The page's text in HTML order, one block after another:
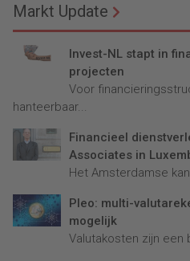
Markt Update
Invest-NL stapt in
projecten
Voor
hanteerbaar...
Financieel
Associates in
Het Amsterdamse
Pleo: multi-
mogelijk
Valutakosten zijn een